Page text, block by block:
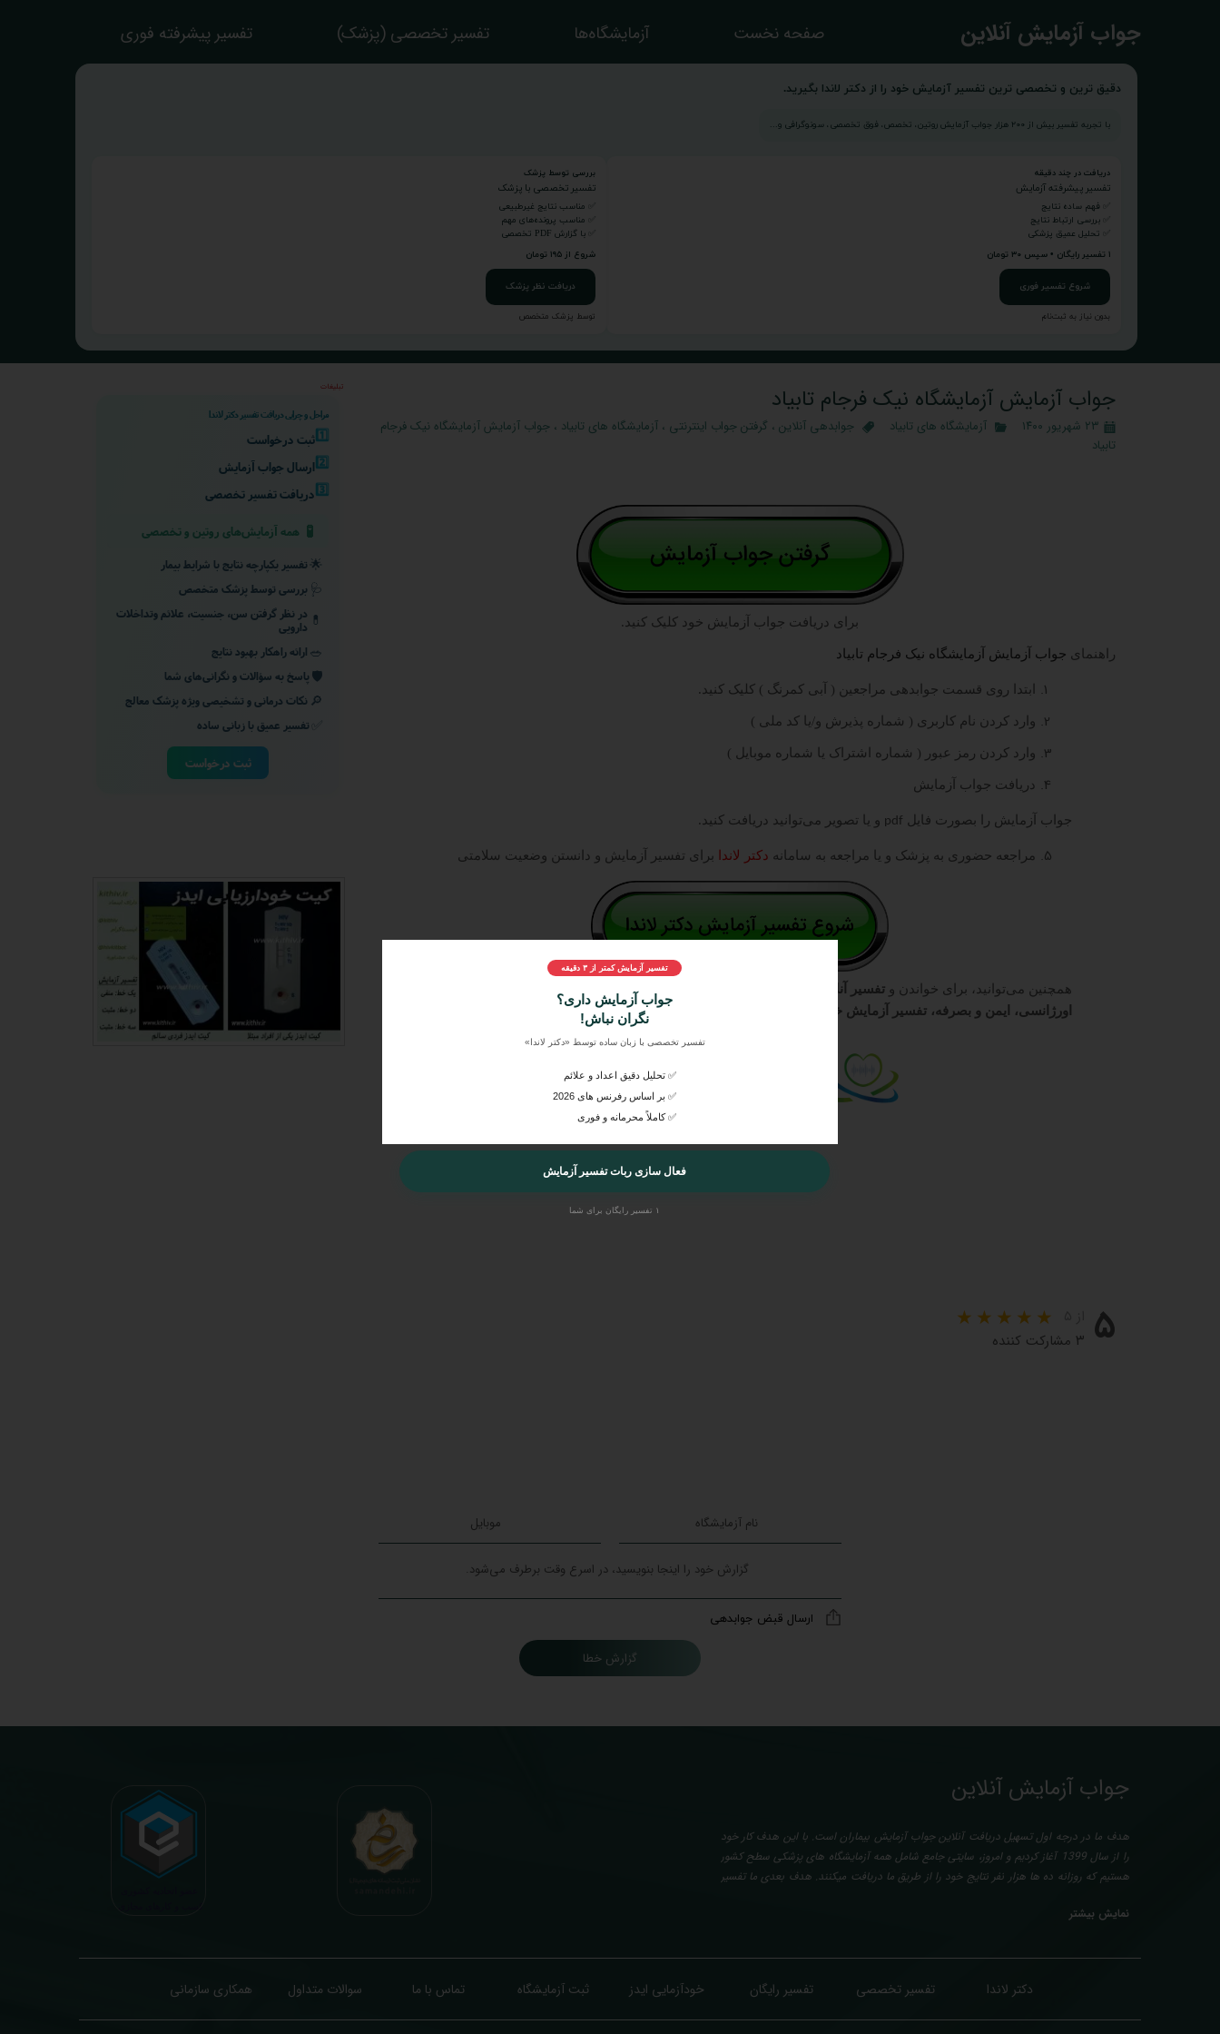
​جواب آزمایش آنلاین صفحه نخست آزمایشگاه‌ها تفسیر تخصصی (پزشک) تفسیر پیشرفته فوری
دقیق ترین و تخصصی ترین تفسیر آزمایش خود را از دکتر لاندا بگیرید.
با تجربه تفسیر بیش از ۲۰۰ هزار جواب آزمایش روتین، تخصص، فوق تخصصی، سونوگرافی و...
دریافت در چند دقیقه
تفسیر پیشرفته آزمایش
✅ فهم ساده نتایج
✅ بررسی ارتباط نتایج
✅ تحلیل عمیق پزشکی
۱ تفسیر رایگان • سپس ۳۰ تومان
شروع تفسیر فوری
بدون نیاز به ثبت‌نام
بررسی توسط پزشک
تفسیر تخصصی با پزشک
✅ مناسب نتایج غیرطبیعی
✅ مناسب پرونده‌های مهم
✅ با گزارش PDF تخصصی
شروع از ۱۹۵ تومان
دریافت نظر پزشک
توسط پزشک متخصص
جواب آزمایش آزمایشگاه نیک فرجام تابیاد
۲۳ شهریور ۱۴۰۰ آزمایشگاه های تابیاد جوابدهی آنلاین ، گرفتن جواب اینترنتی ،آزمایشگاه های تابیاد ،جواب آزمایش آزمایشگاه نیک فرجام
تابیاد
برای دریافت جواب آزمایش خود کلیک کنید.
راهنمای جواب آزمایش آزمایشگاه نیک فرجام تابیاد
ابتدا روی قسمت جوابدهی مراجعین ( آبی کمرنگ ) کلیک کنید.
وارد کردن نام کاربری ( شماره پذیرش و/یا کد ملی )
وارد کردن رمز عبور ( شماره اشتراک یا شماره موبایل )
دریافت جواب آزمایش
جواب آزمایش را بصورت فایل pdf و یا تصویر می‌توانید دریافت کنید.
مراجعه حضوری به پزشک و یا مراجعه به سامانه دکتر لاندا برای تفسیر آزمایش و دانستن وضعیت سلامتی
همچنین می‌توانید، برای خواندن وتفسیر آنلاین جواب آزمایش خود، آن‌ها را به راحتی در
اورژانسی، ایمن و بصرفه، تفسیر آزمایش خود
و راهنمایی‌های مربوط به آن را از پزشکان متخصص و عمومی بشنوید.
۵ ۳ مشارکت کننده
تبلیغات
مراحل و چرایی دریافت تفسیر دکتر لاندا
1️⃣ثبت درخواست
2️⃣ارسال جواب آزمایش
3️⃣دریافت تفسیر تخصصی
🧪 همه آزمایش‌های روتین و تخصصی
🌟 تفسیر یکپارچه نتایج با شرایط بیمار
🩺 بررسی توسط پزشک متخصص
💊 در نظر گرفتن سن، جنسیت، علائم وتداخلات
دارویی
🥗 ارائه راهکار بهبود نتایج
🛡️ پاسخ به سؤالات و نگرانی‌های شما
🔎 نکات درمانی و تشخیصی ویژه پزشک معالج
تفسیر عمیق با زبانی ساده
ثبت درخواست
گزارش خطا
ارسال قبض جوابدهی
جواب آزمایش آنلاین
هدف ما در درجه اول تسهیل دریافت آنلاین جواب آزمایش بیماران است. با این هدف کار خود
را از سال 1399 آغاز کردیم و امروز، سایتی جامع شامل همه آزمایشگاه های پزشکی سطح کشور
هستیم که روزانه ده ها هزار نفر نتایج خود را از طریق ما دریافت میکنند. هدف بعدی ما تفسیر
پزشک متخصص) میباشد. رسالت ما در تفسیر، استخراج حداکثر اطلاعات ممکن از نتایج آزمایش
طبق آخرین رفرنس های معتبر پزشکی میباشد. این رسالت، باعث تسریع در روند تشخیص و
انجام آزمایش (با دریافت اطلاعاتی دقیقتر، کاربردی، قابل فهم و شخصی سازی شده) میگردد. تا
درنهایت به جامعه ای سالم تر برای تبدیل شدن به کشوری پیشرفته (دیر و زود داره سوخت و
نمایش بیشتر
دکتر لاندا تفسیر تخصصی تفسیر رایگان خودآزمایی ایدز ثبت آزمایشگاه تماس با ما سوالات متداول همکاری سازمانی
تفسیر آزمایش کمتر از ۳ دقیقه
جواب آزمایش داری؟
نگران نباش!
تفسیر تخصصی با زبان ساده توسط «دکتر لاندا»
✅ تحلیل دقیق اعداد و علائم
✅ بر اساس رفرنس های 2026
✅ کاملاً محرمانه و فوری
فعال سازی ربات تفسیر آزمایش
۱ تفسیر رایگان برای شما